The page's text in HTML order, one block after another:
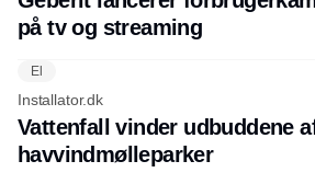
på tv og streaming
El
Installator.dk
Vattenfall vinder udbuddene
havvindmølleparker